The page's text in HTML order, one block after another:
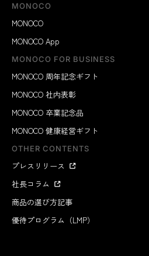
MONOCO
MONOCO
MONOCO App
MONOCO FOR BUSINESS
MONOCO 周年記念ギフト
MONOCO 社内表彰
MONOCO 卒業記念品
MONOCO 健康経営ギフト
OTHER CONTENTS
プレスリリース
社長コラム
商品の選び方記事
優待プログラム（LMP）